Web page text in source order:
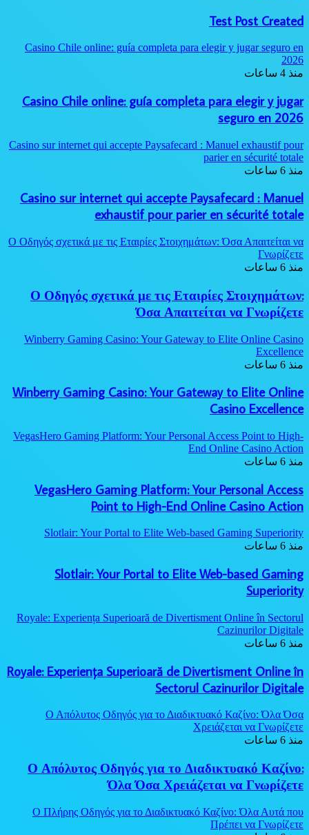
Test Post Created
Casino Chile online: guía completa para elegir y jugar seguro en
2026
منذ 4 ساعات
Casino Chile online: guía completa para elegir y jugar
seguro en 2026
Casino sur internet qui accepte Paysafecard : Manuel exhaustif pour
parier en sécurité totale
منذ 6 ساعات
Casino sur internet qui accepte Paysafecard : Manuel
exhaustif pour parier en sécurité totale
Ο Οδηγός σχετικά με τις Εταιρίες Στοιχημάτων: Όσα Απαιτείται να
Γνωρίζετε
منذ 6 ساعات
Ο Οδηγός σχετικά με τις Εταιρίες Στοιχημάτων:
Όσα Απαιτείται να Γνωρίζετε
Winberry Gaming Casino: Your Gateway to Elite Online Casino
Excellence
منذ 6 ساعات
Winberry Gaming Casino: Your Gateway to Elite Online
Casino Excellence
VegasHero Gaming Platform: Your Personal Access Point to High-
End Online Casino Action
منذ 6 ساعات
VegasHero Gaming Platform: Your Personal Access
Point to High-End Online Casino Action
Slotlair: Your Portal to Elite Web-based Gaming Superiority
منذ 6 ساعات
Slotlair: Your Portal to Elite Web-based Gaming
Superiority
Royale: Experiența Superioară de Divertisment Online în Sectorul
Cazinurilor Digitale
منذ 6 ساعات
Royale: Experiența Superioară de Divertisment Online în
Sectorul Cazinurilor Digitale
Ο Απόλυτος Οδηγός για το Διαδικτυακό Καζίνο: Όλα Όσα
Χρειάζεται να Γνωρίζετε
منذ 6 ساعات
Ο Απόλυτος Οδηγός για το Διαδικτυακό Καζίνο:
Όλα Όσα Χρειάζεται να Γνωρίζετε
Ο Πλήρης Οδηγός για το Διαδικτυακό Καζίνο: Όλα Αυτά που
Πρέπει να Γνωρίζετε